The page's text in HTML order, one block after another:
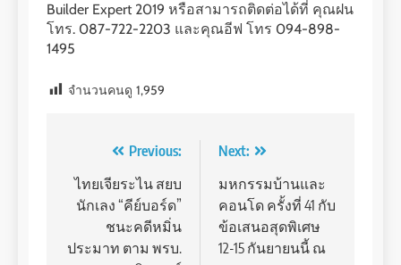
Builder Expert 2019 หรือสามารถติดต่อได้ที่ คุณฝน
โทร. 087-722-2203 และคุณอีฟ โทร 094-898-
1495
จำนวนคนดู 1,959
navigation
Previous:
ไทยเจียระไน สยบ
นักเลง “คีย์บอร์ด”
ชนะคดีหมิ่น
ประมาท ตาม พรบ.
Next:
มหกรรมบ้านและ
คอนโด ครั้งที่ 41 กับ
ข้อเสนอสุดพิเศษ
12-15 กันยายนนี้ ณ